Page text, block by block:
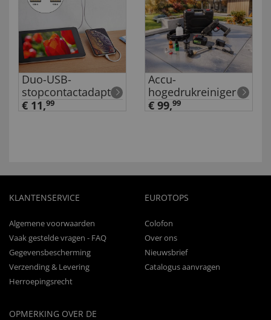
Duo-USB-
stopcontactadapter
€ 11,99
Accu-
hogedrukreiniger
€ 99,99
KLANTENSERVICE
Algemene voorwaarden
Vaak gestelde vragen - FAQ
Gegevensbescherming
Verzending & Levering
Herroepingsrecht
OPMERKING OVER DE
EUROTOPS
Colofon
Over ons
Nieuwsbrief
Catalogus aanvragen